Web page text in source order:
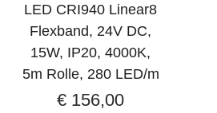
LED CRI940 Linear8
Flexband, 24V DC,
15W, IP20, 4000K,
5m Rolle, 280 LED/m
€ 156,00